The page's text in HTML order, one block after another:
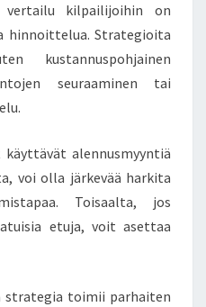
vertailu kilpailijoihin on
hinnoittelua. Strategioita
kustannuspohjainen
seuraaminen tai
alennusmyyntiä
voi olla järkevää harkita
Toisaalta, jos
etuja, voit asettaa
strategia toimii parhaiten